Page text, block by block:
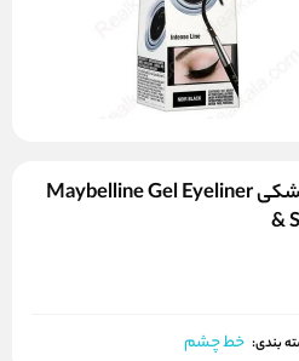
خط چشم ژلی میبلین رنگ مشکی Maybelline Gel Eyeliner
&
بندی: خط چشم